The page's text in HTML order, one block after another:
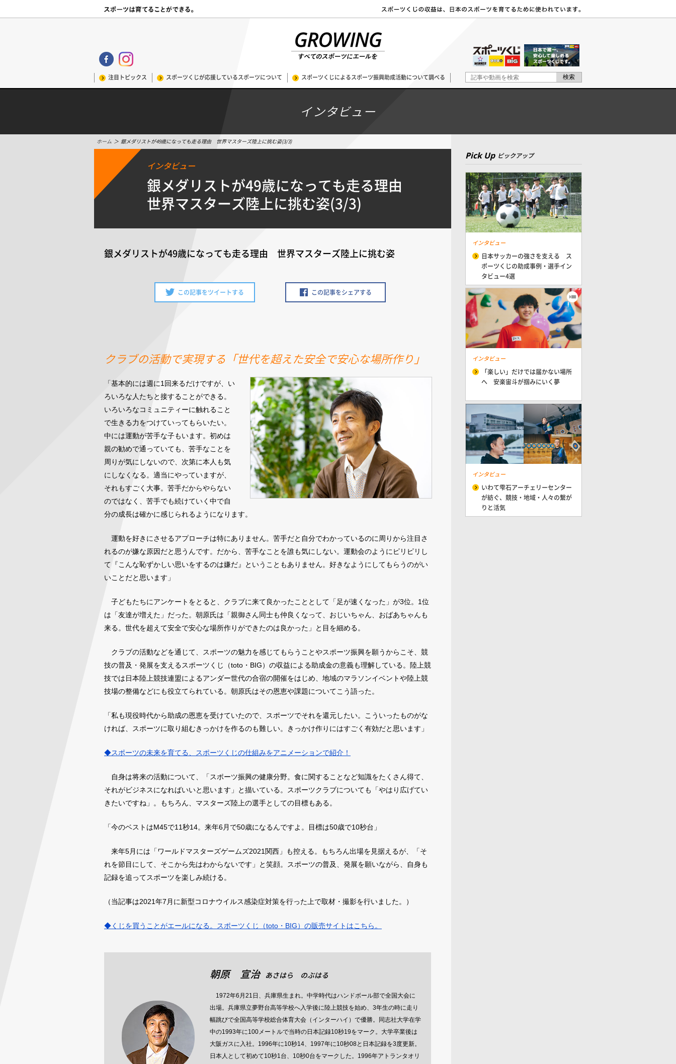
注目トピックス スポーツくじが応援しているスポーツについて スポーツくじによるスポーツ振興助成活動について調べる
インタビュー
ホーム ＞ 銀メダリストが49歳になっても走る理由 世界マスターズ陸上に挑む姿(3/3)
インタビュー
銀メダリストが49歳になっても走る理由
世界マスターズ陸上に挑む姿(3/3)
銀メダリストが49歳になっても走る理由 世界マスターズ陸上に挑む姿
この記事をツイートする この記事をシェアする
クラブの活動で実現する「世代を超えた安全で安心な場所作り」
「基本的には週に1回来るだけですが、い
ろいろな人たちと接することができる。
いろいろなコミュニティーに触れること
で生きる力をつけていってもらいたい。
中には運動が苦手な子もいます。初めは
親の勧めで通っていても、苦手なことを
周りが気にしないので、次第に本人も気
にしなくなる。適当にやっていますが、
それもすごく大事。苦手だからやらない
のではなく、苦手でも続けていく中で自
分の成長は確かに感じられるようになります。
運動を好きにさせるアプローチは特にありません。苦手だと自分でわかっているのに周りから注目さ
れるのが嫌な原因だと思うんです。だから、苦手なことを誰も気にしない。運動会のようにピリピリし
て『こんな恥ずかしい思いをするのは嫌だ』ということもありません。好きなようにしてもらうのがい
いことだと思います」
子どもたちにアンケートをとると、クラブに来て良かったこととして「足が速くなった」が3位。1位
は「友達が増えた」だった。朝原氏は「親御さん同士も仲良くなって、おじいちゃん、おばあちゃんも
来る。世代を超えて安全で安心な場所作りができたのは良かった」と目を細める。
クラブの活動などを通じて、スポーツの魅力を感じてもらうことやスポーツ振興を願うからこそ、競
技の普及・発展を支えるスポーツくじ（toto・BIG）の収益による助成金の意義も理解している。陸上競
技では日本陸上競技連盟によるアンダー世代の合宿の開催をはじめ、地域のマラソンイベントや陸上競
技場の整備などにも役立てられている。朝原氏はその恩恵や課題についてこう語った。
「私も現役時代から助成の恩恵を受けていたので、スポーツでそれを還元したい。こういったものがな
ければ、スポーツに取り組むきっかけを作るのも難しい。きっかけ作りにはすごく有効だと思います」
◆スポーツの未来を育てる、スポーツくじの仕組みをアニメーションで紹介！
自身は将来の活動について、「スポーツ振興の健康分野。食に関することなど知識をたくさん得て、
それがビジネスになればいいと思います」と描いている。スポーツクラブについても「やはり広げてい
きたいですね」。もちろん、マスターズ陸上の選手としての目標もある。
「今のベストはM45で11秒14。来年6月で50歳になるんですよ。目標は50歳で10秒台」
来年5月には「ワールドマスターズゲームズ2021関西」も控える。もちろん出場を見据えるが、「そ
れを節目にして、そこから先はわからないです」と笑顔。スポーツの普及、発展を願いながら、自身も
記録を追ってスポーツを楽しみ続ける。
（当記事は2021年7月に新型コロナウイルス感染症対策を行った上で取材・撮影を行いました。）
◆くじを買うことがエールになる。スポーツくじ（toto・BIG）の販売サイトはこちら。
朝原 宣治 あさはら のぶはる
1972年6月21日、兵庫県生まれ。中学時代はハンドボール部で全国大会に
出場。兵庫県立夢野台高等学校へ入学後に陸上競技を始め、3年生の時に走り
幅跳びで全国高等学校総合体育大会（インターハイ）で優勝。同志社大学在学
中の1993年に100メートルで当時の日本記録10秒19をマーク。大学卒業後は
大阪ガスに入社。1996年に10秒14、1997年に10秒08と日本記録を3度更新。
日本人として初めて10秒1台、10秒0台をマークした。1996年アトランタオリ
Pick Up ピックアップ
インタビュー
日本サッカーの強さを支える ス
ポーツくじの助成事例・選手イン
タビュー4選
インタビュー
「楽しい」だけでは届かない場所
へ 安楽宙斗が掴みにいく夢
インタビュー
いわて雫石アーチェリーセンター
が紡ぐ、競技・地域・人々の繋が
りと活気